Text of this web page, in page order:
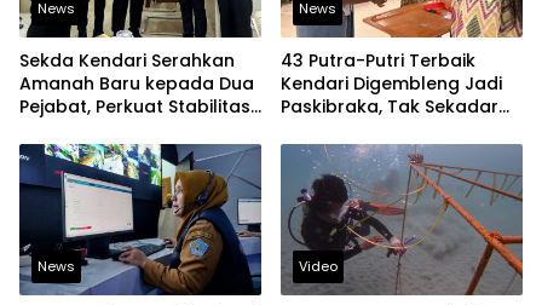
News
Sekda Kendari Serahkan
Amanah Baru kepada Dua
Pejabat, Perkuat Stabilitas
News
43 Putra-Putri Terbaik
Kendari Digembleng Jadi
Paskibraka, Tak Sekadar
News Video